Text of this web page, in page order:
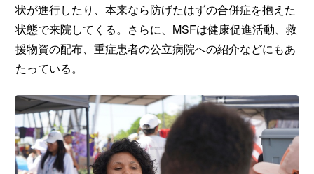
状が進行したり、本来なら防げたはずの合併症を抱えた
状態で来院してくる。さらに、MSFは健康促進活動、救
援物資の配布、重症患者の公立病院への紹介などにもあ
たっている。